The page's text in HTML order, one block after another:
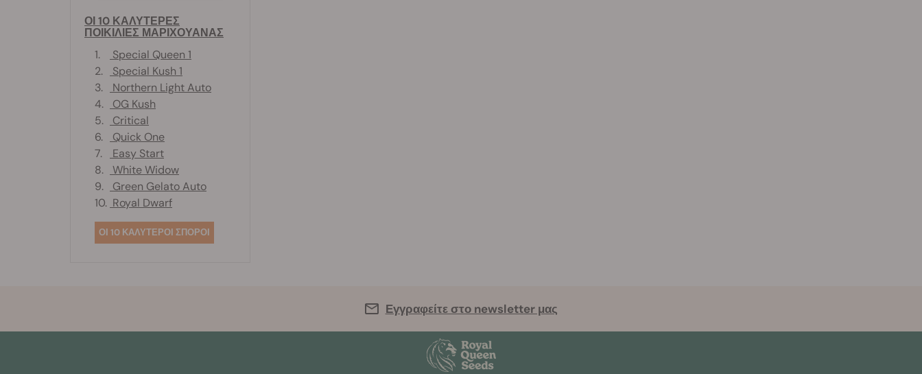
ΟΙ 10 ΚΑΛΥΤΕΡΕΣ
ΠΟΙΚΙΛΙΕΣ ΜΑΡΙΧΟΥΑΝΑΣ
1.
Special Queen 1
2.
Special Kush 1
3.
Northern Light Auto
4.
OG Kush
5.
Critical
6.
Quick One
7.
Easy Start
8.
White Widow
9.
Green Gelato Auto
10. Royal Dwarf
ΟΙ 10 ΚΑΛΥΤΕΡΟΙ ΣΠΟΡΟΙ
Εγγραφείτε στο newsletter μας